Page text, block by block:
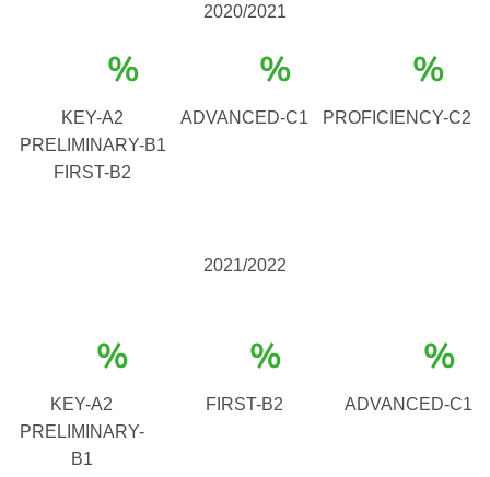
2020/2021
%
KEY-A2
PRELIMINARY-B1
FIRST-B2
%
ADVANCED-C1
%
PROFICIENCY-C2
2021/2022
%
KEY-A2
PRELIMINARY-
B1
%
FIRST-B2
%
ADVANCED-C1